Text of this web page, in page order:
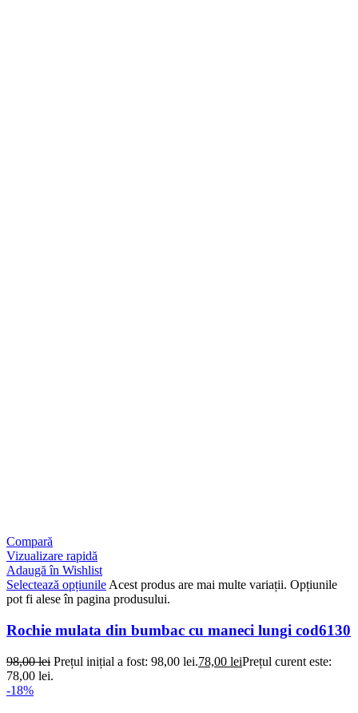
Compară
Vizualizare rapidă
Adaugă în Wishlist
Selectează opțiunile Acest produs are mai multe variații. Opțiunile
pot fi alese în pagina produsului.
Rochie mulata din bumbac cu maneci lungi cod6130
98,00lei Prețul inițial a fost: 98,00 lei.78,00 leiPrețul curent este:
78,00 lei.
-18%